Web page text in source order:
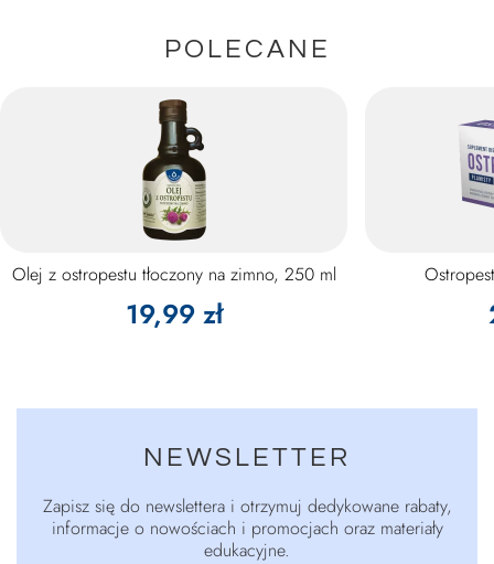
POLECANE
Olej z ostropestu tłoczony na zimno, 250 ml
19,99 zł
NEWSLETTER
Zapisz się do newslettera i otrzymuj dedykowane rabaty,
informacje o nowościach i promocjach oraz materiały
edukacyjne.